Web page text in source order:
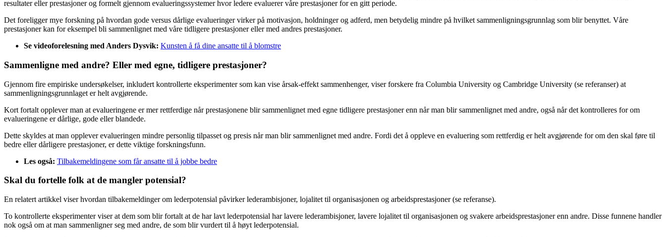
resultater eller prestasjoner og formelt gjennom evalueringssystemer hvor ledere evaluerer våre prestasjoner for en gitt periode.
Det foreligger mye forskning på hvordan gode versus dårlige evalueringer virker på motivasjon, holdninger og adferd, men betydelig mindre på hvilket sammenligningsgrunnlag som blir benyttet. Våre
prestasjoner kan for eksempel bli sammenlignet med våre tidligere prestasjoner eller med andres prestasjoner.
Se videoforelesning med Anders Dysvik: Kunsten å få dine ansatte til å blomstre
Sammenligne med andre? Eller med egne, tidligere prestasjoner?
Gjennom fire empiriske undersøkelser, inkludert kontrollerte eksperimenter som kan vise årsak-effekt sammenhenger, viser forskere fra Columbia University og Cambridge University (se referanser) at
sammenligningsgrunnlaget er helt avgjørende.
Kort fortalt opplever man at evalueringene er mer rettferdige når prestasjonene blir sammenlignet med egne tidligere prestasjoner enn når man blir sammenlignet med andre, også når det kontrolleres for om
evalueringene er dårlige, gode eller blandede.
Dette skyldes at man opplever evalueringen mindre personlig tilpasset og presis når man blir sammenlignet med andre. Fordi det å oppleve en evaluering som rettferdig er helt avgjørende for om den skal føre til
bedre eller dårligere prestasjoner, er dette viktige forskningsfunn.
Les også: Tilbakemeldingene som får ansatte til å jobbe bedre
Skal du fortelle folk at de mangler potensial?
En relatert artikkel viser hvordan tilbakemeldinger om lederpotensial påvirker lederambisjoner, lojalitet til organisasjonen og arbeidsprestasjoner (se referanse).
To kontrollerte eksperimenter viser at dem som blir fortalt at de har lavt lederpotensial har lavere lederambisjoner, lavere lojalitet til organisasjonen og svakere arbeidsprestasjoner enn andre. Disse funnene handler
nok også om at man sammenligner seg med andre, de som blir vurdert til å høyt lederpotensial.